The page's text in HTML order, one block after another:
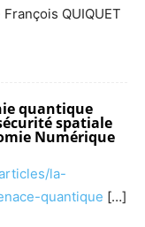
QUIQUET
quantique
spatiale
Numérique
la-
quantique […]